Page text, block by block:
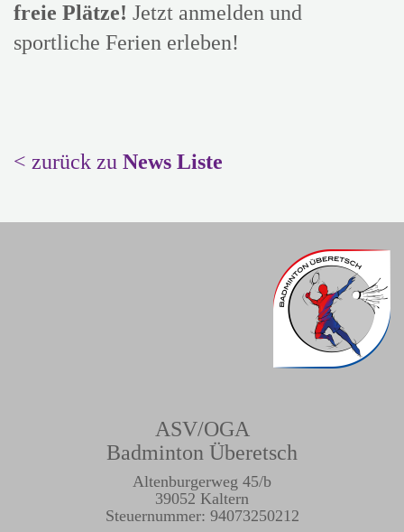
freie Plätze! Jetzt anmelden und
sportliche Ferien erleben!
< zurück zu News Liste
ASV/OGA
Badminton Überetsch
Altenburgerweg 45/b
39052 Kaltern
Steuernummer: 94073250212